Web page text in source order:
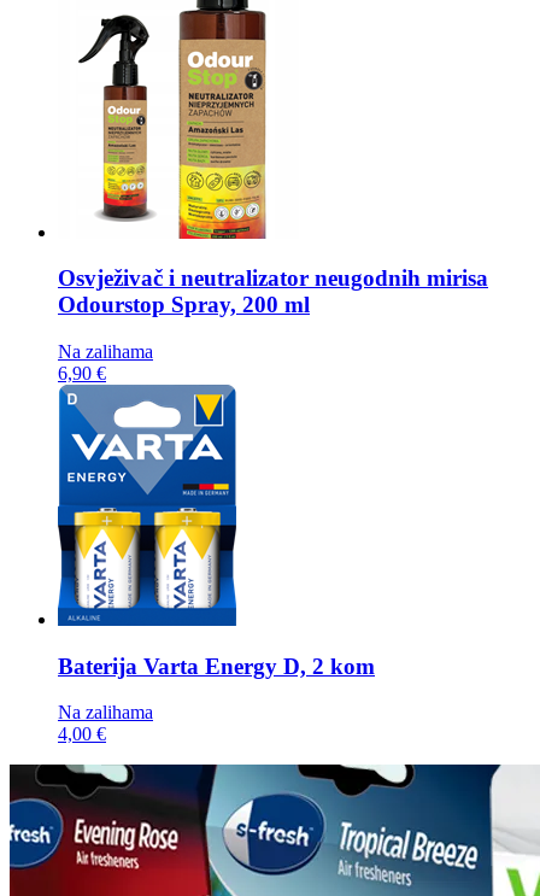
Osvježivač i neutralizator neugodnih mirisa
Odourstop Spray, 200 ml
Na zalihama
6,90 €
Baterija Varta Energy D, 2 kom
Na zalihama
4,00 €